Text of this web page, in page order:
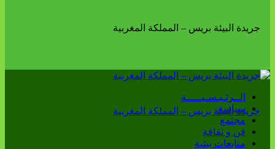
الــرئـيـسـيـــــة
سياسة
مجتمع
فن و ثقافة
متابعات بيئية